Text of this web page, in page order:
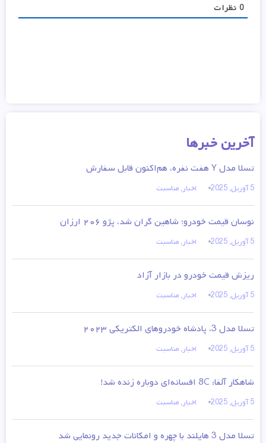
آخرین خبرها
تسلا مدل Y هفت نفره، هم‌اکنون قابل سفارش
5 آوریل, 2025 اخبار, مناسبت
نوسان قیمت خودرو؛ شاهین گران شد، پژو ۲۰۶ ارزان
5 آوریل, 2025 اخبار, مناسبت
ریزش قیمت خودرو در بازار آزاد
5 آوریل, 2025 اخبار, مناسبت
تسلا مدل 3، پادشاه خودروهای الکتریکی ۲۰۲۳
5 آوریل, 2025 اخبار, مناسبت
شاهکار آلفا: 8C افسانه‌ای دوباره زنده شد!
5 آوریل, 2025 اخبار, مناسبت
تسلا مدل 3 هایلند با چهره و امکانات جدید رونمایی شد
0 نظرات